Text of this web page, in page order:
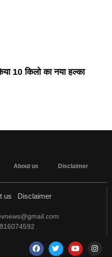
10 किलो का नया हल्का
About us Disclaimer
us Disclaimer